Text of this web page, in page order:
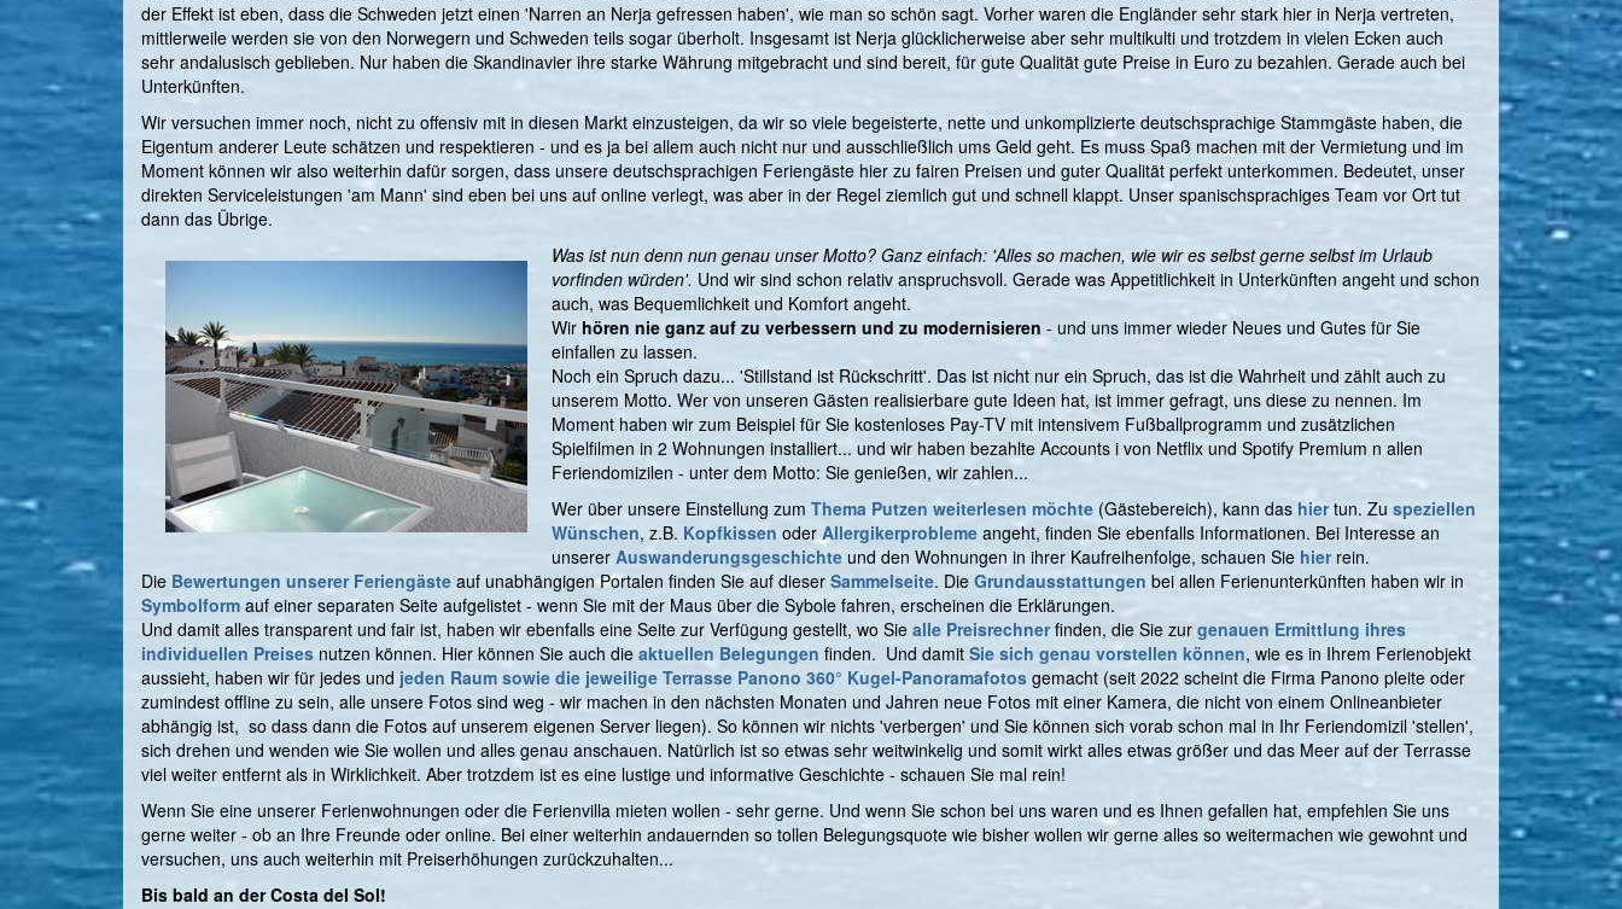
der Effekt ist eben, dass die Schweden jetzt einen 'Narren an Nerja gefressen haben', wie man so schön sagt. Vorher waren die Engländer sehr stark hier in Nerja vertreten,
mittlerweile werden sie von den Norwegern und Schweden teils sogar überholt. Insgesamt ist Nerja glücklicherweise aber sehr multikulti und trotzdem in vielen Ecken auch
sehr andalusisch geblieben. Nur haben die Skandinavier ihre starke Währung mitgebracht und sind bereit, für gute Qualität gute Preise in Euro zu bezahlen. Gerade auch bei
Unterkünften.
Wir versuchen immer noch, nicht zu offensiv mit in diesen Markt einzusteigen, da wir so viele begeisterte, nette und unkomplizierte deutschsprachige Stammgäste haben, die
Eigentum anderer Leute schätzen und respektieren - und es ja bei allem auch nicht nur und ausschließlich ums Geld geht. Es muss Spaß machen mit der Vermietung und im
Moment können wir also weiterhin dafür sorgen, dass unsere deutschsprachigen Feriengäste hier zu fairen Preisen und guter Qualität perfekt unterkommen. Bedeutet, unser
direkten Serviceleistungen 'am Mann' sind eben bei uns auf online verlegt, was aber in der Regel ziemlich gut und schnell klappt. Unser spanischsprachiges Team vor Ort tut
dann das Übrige.
Was ist nun denn nun genau unser Motto? Ganz einfach: 'Alles so machen, wie wir es selbst gerne selbst im Urlaub
vorfinden würden'. Und wir sind schon relativ anspruchsvoll. Gerade was Appetitlichkeit in Unterkünften angeht und schon
auch, was Bequemlichkeit und Komfort angeht.
Wir hören nie ganz auf zu verbessern und zu modernisieren - und uns immer wieder Neues und Gutes für Sie
einfallen zu lassen.
Noch ein Spruch dazu... 'Stillstand ist Rückschritt'. Das ist nicht nur ein Spruch, das ist die Wahrheit und zählt auch zu
unserem Motto. Wer von unseren Gästen realisierbare gute Ideen hat, ist immer gefragt, uns diese zu nennen. Im
Moment haben wir zum Beispiel für Sie kostenloses Pay-TV mit intensivem Fußballprogramm und zusätzlichen
Spielfilmen in 2 Wohnungen installiert... und wir haben bezahlte Accounts i von Netflix und Spotify Premium n allen
Feriendomizilen - unter dem Motto: Sie genießen, wir zahlen...
Wer über unsere Einstellung zum Thema Putzen weiterlesen möchte (Gästebereich), kann das hiertun. Zu speziellen
Wünschen, z.B. Kopfkissen oder Allergikerprobleme angeht, finden Sie ebenfalls Informationen. Bei Interesse an
unserer Auswanderungsgeschichte und den Wohnungen in ihrer Kaufreihenfolge, schauen Sie hierrein.
Die Bewertungen unserer Feriengäste auf unabhängigen Portalen finden Sie auf dieser Sammelseite. Die Grundausstattungen bei allen Ferienunterkünften haben wir in
Symbolform auf einer separaten Seite aufgelistet - wenn Sie mit der Maus über die Sybole fahren, erscheinen die Erklärungen.
Und damit alles transparent und fair ist, haben wir ebenfalls eine Seite zur Verfügung gestellt, wo Sie alle Preisrechnerfinden, die Sie zur genauen Ermittlung ihres
individuellen Preises nutzen können. Hier können Sie auch die aktuellen Belegungen finden. Und damit Sie sich genau vorstellen können, wie es in Ihrem Ferienobjekt
aussieht, haben wir für jedes und jeden Raum sowie die jeweilige Terrasse Panono 360° Kugel-Panoramafotos gemacht (seit 2022 scheint die Firma Panono pleite oder
zumindest offline zu sein, alle unsere Fotos sind weg - wir machen in den nächsten Monaten und Jahren neue Fotos mit einer Kamera, die nicht von einem Onlineanbieter
abhängig ist, so dass dann die Fotos auf unserem eigenen Server liegen). So können wir nichts 'verbergen' und Sie können sich vorab schon mal in Ihr Feriendomizil 'stellen',
sich drehen und wenden wie Sie wollen und alles genau anschauen. Natürlich ist so etwas sehr weitwinkelig und somit wirkt alles etwas größer und das Meer auf der Terrasse
viel weiter entfernt als in Wirklichkeit. Aber trotzdem ist es eine lustige und informative Geschichte - schauen Sie mal rein!
Wenn Sie eine unserer Ferienwohnungen oder die Ferienvilla mieten wollen - sehr gerne. Und wenn Sie schon bei uns waren und es Ihnen gefallen hat, empfehlen Sie uns
gerne weiter - ob an Ihre Freunde oder online. Bei einer weiterhin andauernden so tollen Belegungsquote wie bisher wollen wir gerne alles so weitermachen wie gewohnt und
versuchen, uns auch weiterhin mit Preiserhöhungen zurückzuhalten...
Bis bald an der Costa del Sol!